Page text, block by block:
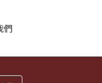
們